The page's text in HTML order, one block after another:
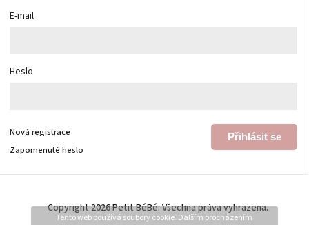
Tento web používá soubory cookie. Dalším procházením
E-mail
Heslo
Přihlásit se
Nová registrace
Zapomenuté heslo
Copyright 2026Petit BéBé. Všechna práva vyhrazena.